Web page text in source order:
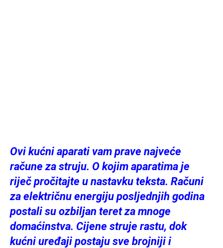
Ovi kućni aparati vam prave najveće
račune za struju. O kojim aparatima je
riječ pročitajte u nastavku teksta. Računi
za električnu energiju posljednjih godina
postali su ozbiljan teret za mnoge
domaćinstva. Cijene struje rastu, dok
kućni uređaji postaju sve brojniji i